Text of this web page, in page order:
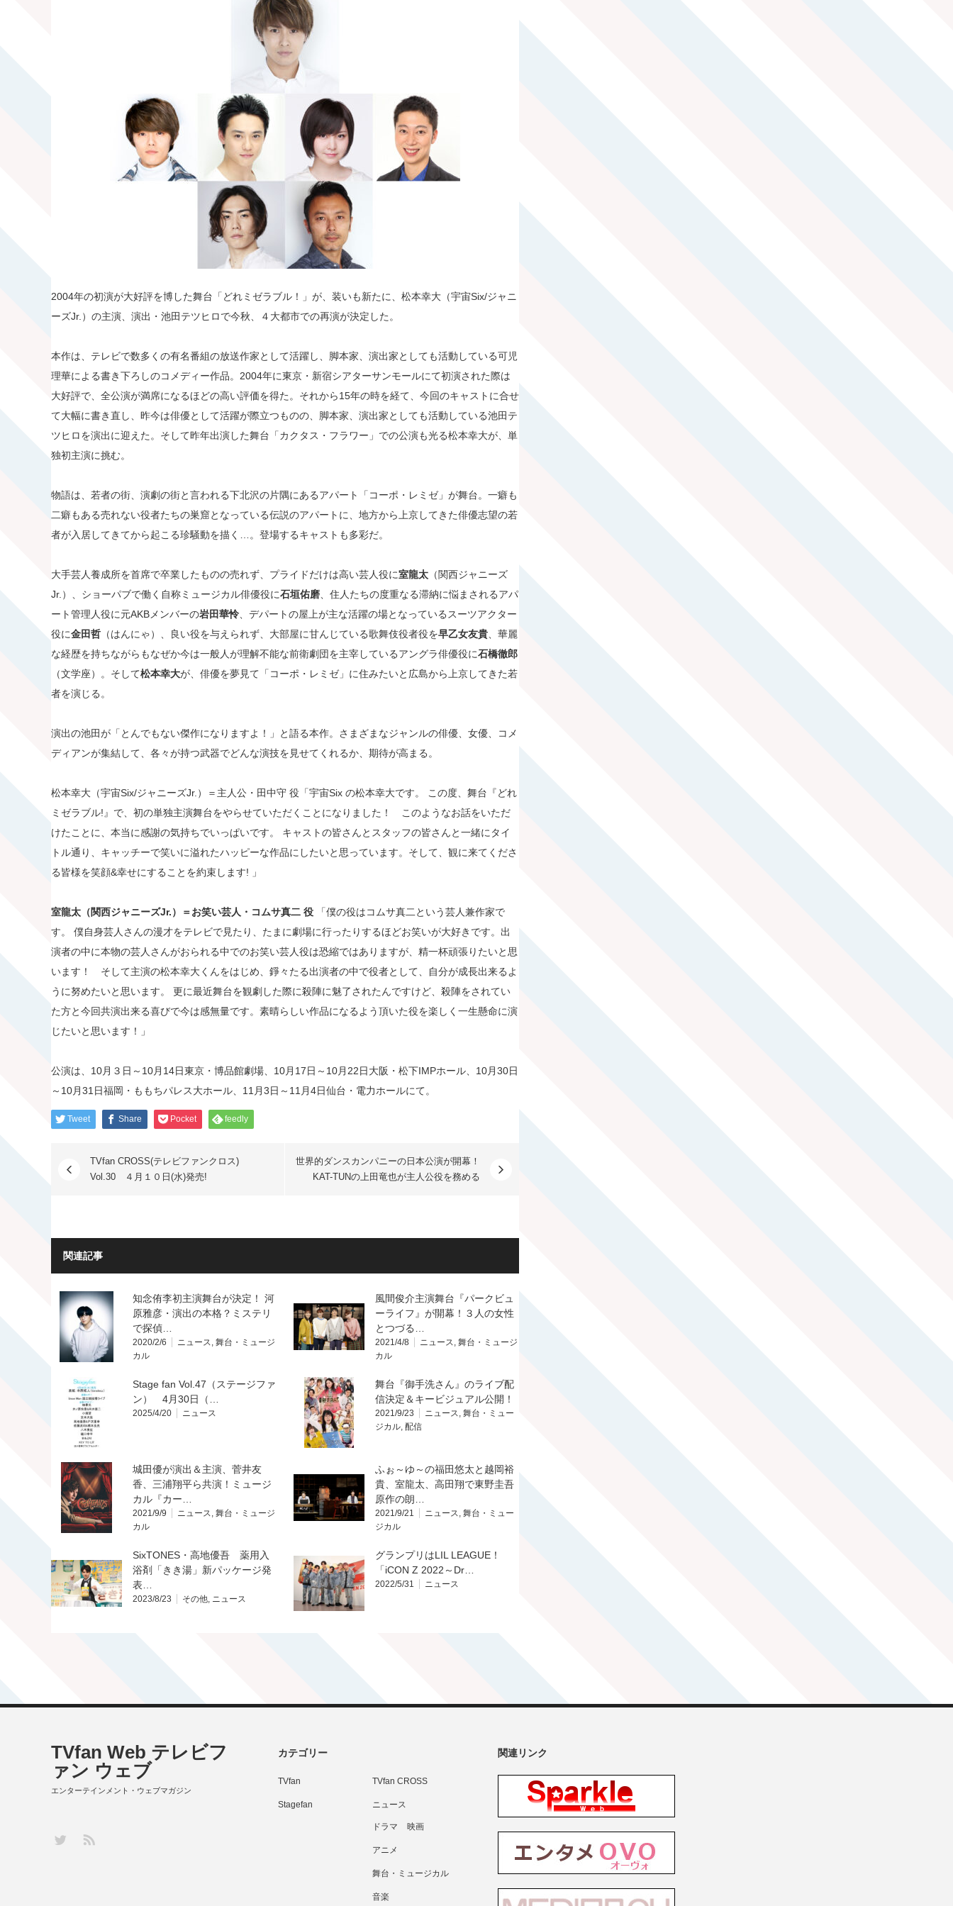
2004年の初演が大好評を博した舞台「どれミゼラブル！」が、装いも新たに、松本幸大（宇宙Six/ジャニ
ーズJr.）の主演、演出・池田テツヒロで今秋、４大都市での再演が決定した。
本作は、テレビで数多くの有名番組の放送作家として活躍し、脚本家、演出家としても活動している可児
理華による書き下ろしのコメディー作品。2004年に東京・新宿シアターサンモールにて初演された際は
大好評で、全公演が満席になるほどの高い評価を得た。それから15年の時を経て、今回のキャストに合せ
て大幅に書き直し、昨今は俳優として活躍が際立つものの、脚本家、演出家としても活動している池田テ
ツヒロを演出に迎えた。そして昨年出演した舞台「カクタス・フラワー」での公演も光る松本幸大が、単
独初主演に挑む。
物語は、若者の街、演劇の街と言われる下北沢の片隅にあるアパート「コーポ・レミゼ」が舞台。一癖も
二癖もある売れない役者たちの巣窟となっている伝説のアパートに、地方から上京してきた俳優志望の若
者が入居してきてから起こる珍騒動を描く…。登場するキャストも多彩だ。
大手芸人養成所を首席で卒業したものの売れず、プライドだけは高い芸人役に室龍太 （関西ジャニーズ
Jr.）、ショーパブで働く自称ミュージカル俳優役に石垣佑磨 、住人たちの度重なる滞納に悩まされるアパ
ート管理人役に元AKBメンバーの岩田華怜 、デパートの屋上が主な活躍の場となっているスーツアクター
役に金田哲 （はんにゃ）、良い役を与えられず、大部屋に甘んじている歌舞伎役者役を早乙女友貴 、華麗
な経歴を持ちながらもなぜか今は一般人が理解不能な前衛劇団を主宰しているアングラ俳優役に石橋徹郎
（文学座）。そして松本幸大が、俳優を夢見て「コーポ・レミゼ」に住みたいと広島から上京してきた若
者を演じる。
演出の池田が「とんでもない傑作になりますよ！」と語る本作。さまざまなジャンルの俳優、女優、コメ
ディアンが集結して、各々が持つ武器でどんな演技を見せてくれるか、期待が高まる。
松本幸大（宇宙Six/ジャニーズJr.）＝主人公・田中守 役「宇宙Six の松本幸大です。 この度、舞台『どれ
ミゼラブル!』で、初の単独主演舞台をやらせていただくことになりました！ このようなお話をいただ
けたことに、本当に感謝の気持ちでいっぱいです。 キャストの皆さんとスタッフの皆さんと一緒にタイ
トル通り、キャッチーで笑いに溢れたハッピーな作品にしたいと思っています。そして、観に来てくださ
る皆様を笑顔&幸せにすることを約束します! 」
室龍太（関西ジャニーズJr.）＝お笑い芸人・コムサ真二 役
「僕の役はコムサ真二という芸人兼作家で
す。 僕自身芸人さんの漫才をテレビで見たり、たまに劇場に行ったりするほどお笑いが大好きです。出
演者の中に本物の芸人さんがおられる中でのお笑い芸人役は恐縮ではありますが、精一杯頑張りたいと思
います！ そして主演の松本幸大くんをはじめ、錚々たる出演者の中で役者として、自分が成長出来るよ
うに努めたいと思います。 更に最近舞台を観劇した際に殺陣に魅了されたんですけど、殺陣をされてい
た方と今回共演出来る喜びで今は感無量です。素晴らしい作品になるよう頂いた役を楽しく一生懸命に演
じたいと思います！」
公演は、10月３日～10月14日東京・博品館劇場、10月17日～10月22日大阪・松下IMPホール、10月30日
～10月31日福岡・ももちパレス大ホール、11月3日～11月4日仙台・電力ホールにて。
Tweet Share Pocket feedly
TVfan CROSS(テレビファンクロス)
Vol.30 ４月１０日(水)発売!
世界的ダンスカンパニーの日本公演が開幕！
KAT-TUNの上田竜也が主人公役を務める
関連記事
知念侑李初主演舞台が決定！ 河
原雅彦・演出の本格？ミステリ
で探偵…
2020/2/6 ニュース, 舞台・ミュージ
カル
風間俊介主演舞台『パークビュ
ーライフ』が開幕！３人の女性
とつづる…
2021/4/8 ニュース, 舞台・ミュージ
カル
Stage fan Vol.47（ステージファ
ン） 4月30日（…
2025/4/20 ニュース
舞台『御手洗さん』のライブ配
信決定＆キービジュアル公開！
2021/9/23 ニュース, 舞台・ミュー
ジカル, 配信
城田優が演出＆主演、菅井友
香、三浦翔平ら共演！ミュージ
カル『カー…
2021/9/9 ニュース, 舞台・ミュージ
カル
ふぉ～ゆ～の福田悠太と越岡裕
貴、室龍太、高田翔で東野圭吾
原作の朗…
2021/9/21 ニュース, 舞台・ミュー
ジカル
SixTONES・高地優吾 薬用入
浴剤「きき湯」新パッケージ発
表…
2023/8/23 その他, ニュース
グランプリはLIL LEAGUE！
「iCON Z 2022～Dr…
2022/5/31 ニュース
カテゴリー
TVfan TVfan CROSS
Stagefan ニュース
ドラマ 映画
アニメ
舞台・ミュージカル
音楽
関連リンク
TVfan Web テレビフ
ァン ウェブ
エンターテインメント・ウェブマガジン
Twitter